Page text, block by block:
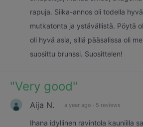
rapuja. Siika-annos oli todella
mutkatonta ja ystävällistä. Pöytä
oli hyvä asia, sillä pääsalissa oli
suosittu brunssi. Suosittelen!
"Very good"
Aija N. a year ago · 5 reviews
Ihana idyllinen ravintola kauniilla